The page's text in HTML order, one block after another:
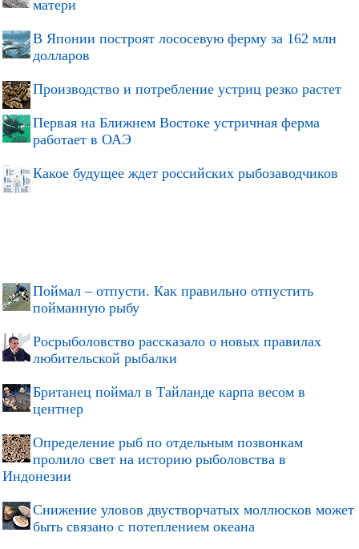
матери
В Японии построят лососевую ферму за 162 млн
долларов
Производство и потребление устриц резко растет
Первая на Ближнем Востоке устричная ферма
работает в ОАЭ
Какое будущее ждет российских рыбозаводчиков
Поймал – отпусти. Как правильно отпустить
пойманную рыбу
Росрыболовство рассказало о новых правилах
любительской рыбалки
Британец поймал в Тайланде карпа весом в
центнер
Определение рыб по отдельным позвонкам
пролило свет на историю рыболовства в
Индонезии
Снижение уловов двустворчатых моллюсков может
быть связано с потеплением океана